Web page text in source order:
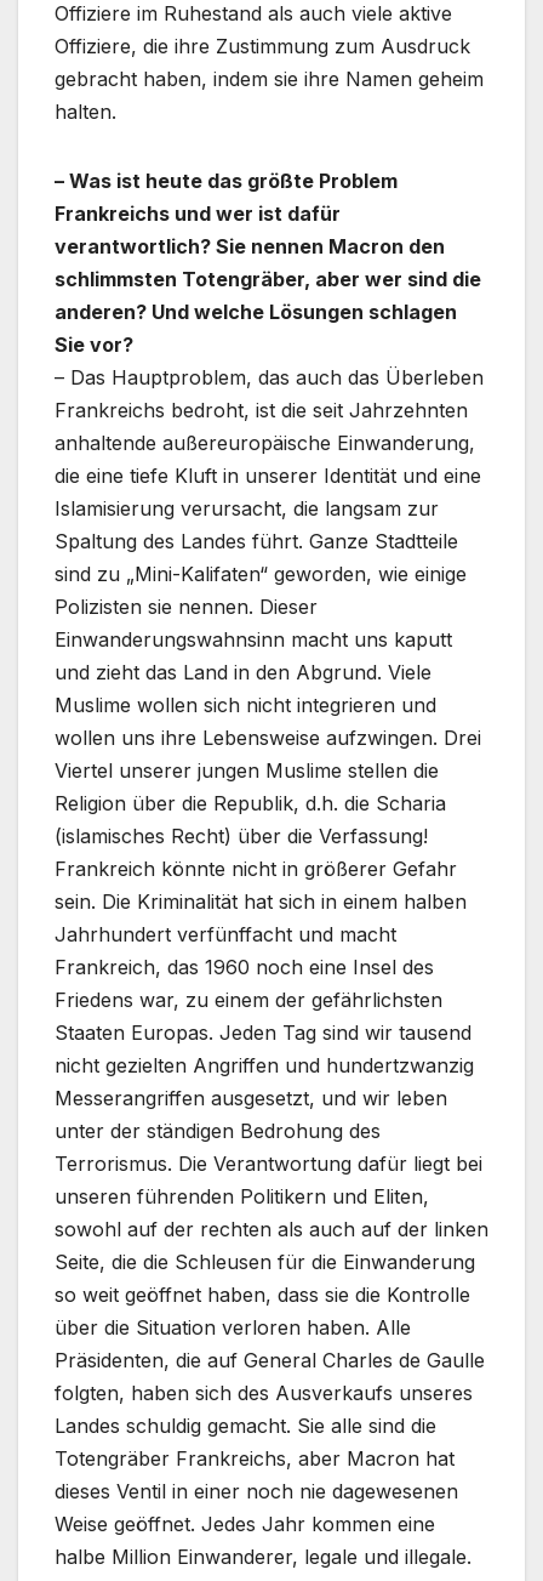
Offiziere im Ruhestand als auch viele aktive
Offiziere, die ihre Zustimmung zum Ausdruck
gebracht haben, indem sie ihre Namen geheim
halten.
– Was ist heute das größte Problem
Frankreichs und wer ist dafür
verantwortlich? Sie nennen Macron den
schlimmsten Totengräber, aber wer sind die
anderen? Und welche Lösungen schlagen
Sie vor?
– Das Hauptproblem, das auch das Überleben
Frankreichs bedroht, ist die seit Jahrzehnten
anhaltende außereuropäische Einwanderung,
die eine tiefe Kluft in unserer Identität und eine
Islamisierung verursacht, die langsam zur
Spaltung des Landes führt. Ganze Stadtteile
sind zu „Mini-Kalifaten“ geworden, wie einige
Polizisten sie nennen. Dieser
Einwanderungswahnsinn macht uns kaputt
und zieht das Land in den Abgrund. Viele
Muslime wollen sich nicht integrieren und
wollen uns ihre Lebensweise aufzwingen. Drei
Viertel unserer jungen Muslime stellen die
Religion über die Republik, d.h. die Scharia
(islamisches Recht) über die Verfassung!
Frankreich könnte nicht in größerer Gefahr
sein. Die Kriminalität hat sich in einem halben
Jahrhundert verfünffacht und macht
Frankreich, das 1960 noch eine Insel des
Friedens war, zu einem der gefährlichsten
Staaten Europas. Jeden Tag sind wir tausend
nicht gezielten Angriffen und hundertzwanzig
Messerangriffen ausgesetzt, und wir leben
unter der ständigen Bedrohung des
Terrorismus. Die Verantwortung dafür liegt bei
unseren führenden Politikern und Eliten,
sowohl auf der rechten als auch auf der linken
Seite, die die Schleusen für die Einwanderung
so weit geöffnet haben, dass sie die Kontrolle
über die Situation verloren haben. Alle
Präsidenten, die auf General Charles de Gaulle
folgten, haben sich des Ausverkaufs unseres
Landes schuldig gemacht. Sie alle sind die
Totengräber Frankreichs, aber Macron hat
dieses Ventil in einer noch nie dagewesenen
Weise geöffnet. Jedes Jahr kommen eine
halbe Million Einwanderer, legale und illegale.